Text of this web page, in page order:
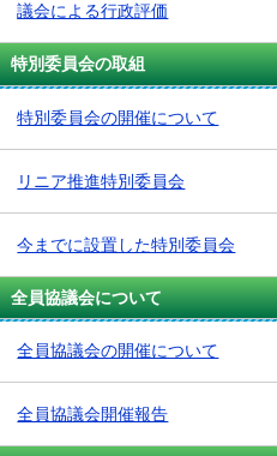
議会による行政評価
特別委員会の取組
特別委員会の開催について
リニア推進特別委員会
今までに設置した特別委員会
全員協議会について
全員協議会の開催について
全員協議会開催報告